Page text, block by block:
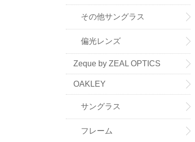
その他サングラス
偏光レンズ
Zeque by ZEAL OPTICS
OAKLEY
サングラス
フレーム